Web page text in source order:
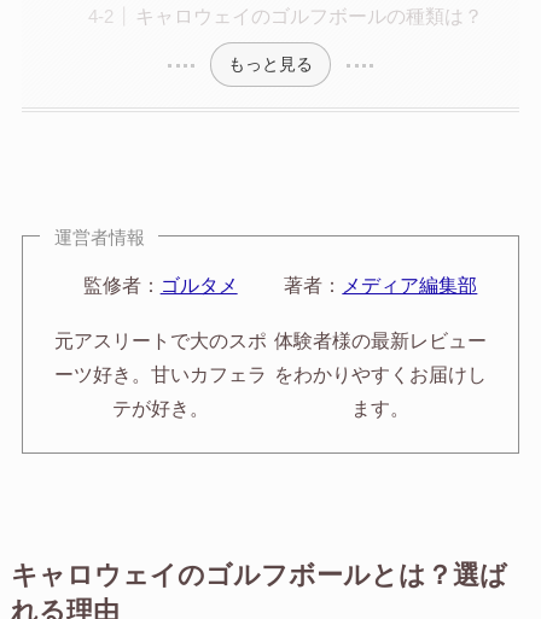
キャロウェイのゴルフボールの種類は？
もっと見る
運営者情報
監修者： ゴルタメ
元アスリートで大のスポ
ーツ好き。甘いカフェラ
テが好き。
著者： メディア編集部
体験者様の最新レビュー
をわかりやすくお届けし
ます。
キャロウェイのゴルフボールとは？選ば
れる理由